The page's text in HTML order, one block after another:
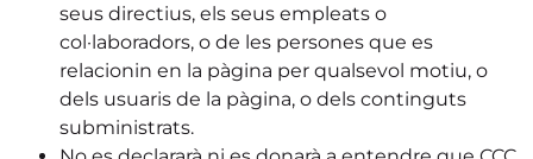
seus directius, els seus empleats o
col·laboradors, o de les persones que es
relacionin en la pàgina per qualsevol motiu, o
dels usuaris de la pàgina, o dels continguts
subministrats.